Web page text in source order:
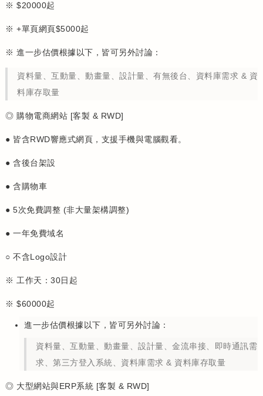
※ $20000起
※ +單頁網頁$5000起
※ 進一步估價根據以下，皆可另外討論：
資料量、互動量、動畫量、設計量、有無後台、資料庫需求 & 資
料庫存取量
◎ 購物電商網站 [客製 & RWD]
● 皆含RWD響應式網頁，支援手機與電腦觀看。
● 含後台架設
● 含購物車
● 5次免費調整 (非大量架構調整)
● 一年免費域名
○ 不含Logo設計
※ 工作天：30日起
※ $60000起
進一步估價根據以下，皆可另外討論：
資料量、互動量、動畫量、設計量、金流串接、即時通訊需
求、第三方登入系統、資料庫需求 & 資料庫存取量
◎ 大型網站與ERP系統 [客製 & RWD]